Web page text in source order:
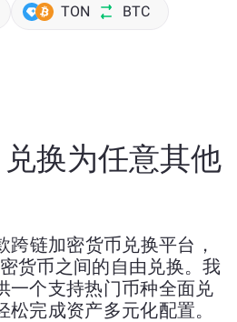
TON BTC
换为任意其他
跨链加密货币兑换平台，
货币之间的自由兑换。我
一个支持热门币种全面兑
完成资产多元化配置。